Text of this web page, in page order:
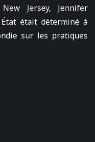
Jersey, Jennifer
était déterminé à
sur les pratiques